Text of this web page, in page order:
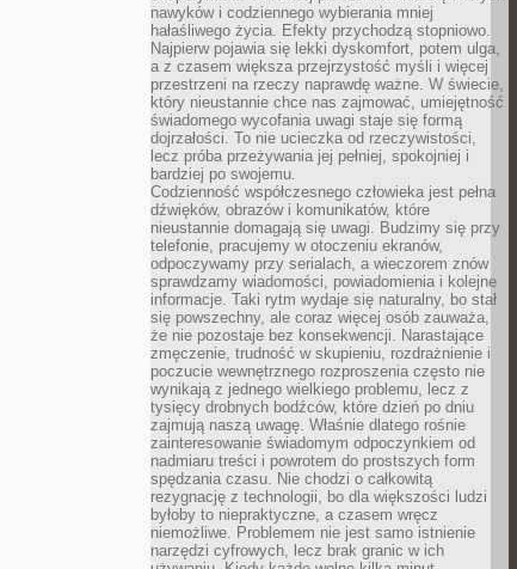
nawyków i codziennego wybierania mniej
hałaśliwego życia. Efekty przychodzą stopniowo.
Najpierw pojawia się lekki dyskomfort, potem ulga,
a z czasem większa przejrzystość myśli i więcej
przestrzeni na rzeczy naprawdę ważne. W świecie,
który nieustannie chce nas zajmować, umiejętność
świadomego wycofania uwagi staje się formą
dojrzałości. To nie ucieczka od rzeczywistości,
lecz próba przeżywania jej pełniej, spokojniej i
bardziej po swojemu.
Codzienność współczesnego człowieka jest pełna
dźwięków, obrazów i komunikatów, które
nieustannie domagają się uwagi. Budzimy się przy
telefonie, pracujemy w otoczeniu ekranów,
odpoczywamy przy serialach, a wieczorem znów
sprawdzamy wiadomości, powiadomienia i kolejne
informacje. Taki rytm wydaje się naturalny, bo stał
się powszechny, ale coraz więcej osób zauważa,
że nie pozostaje bez konsekwencji. Narastające
zmęczenie, trudność w skupieniu, rozdrażnienie i
poczucie wewnętrznego rozproszenia często nie
wynikają z jednego wielkiego problemu, lecz z
tysięcy drobnych bodźców, które dzień po dniu
zajmują naszą uwagę. Właśnie dlatego rośnie
zainteresowanie świadomym odpoczynkiem od
nadmiaru treści i powrotem do prostszych form
spędzania czasu. Nie chodzi o całkowitą
rezygnację z technologii, bo dla większości ludzi
byłoby to niepraktyczne, a czasem wręcz
niemożliwe. Problemem nie jest samo istnienie
narzędzi cyfrowych, lecz brak granic w ich